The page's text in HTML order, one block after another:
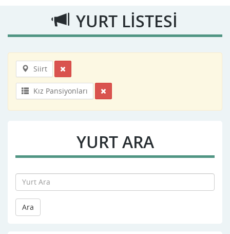
YURT LİSTESİ
Siirt
Kız Pansiyonları
YURT ARA
Ara